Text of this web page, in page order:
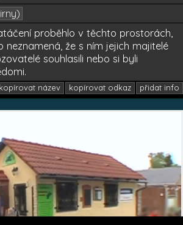
proběhlo v těchto prostorách,
neznamená, že s ním jejich majitelé
souhlasili nebo si byli
kopírovat název kopírovat odkaz přidat info